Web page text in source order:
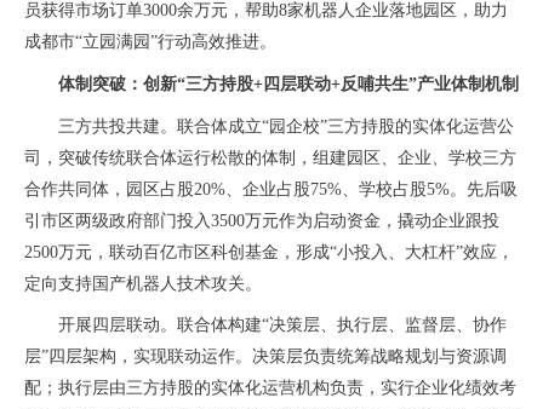
员获得市场订单3000余万元，帮助8家机器人企业落地园区，助力
成都市“立园满园”行动高效推进。
体制突破：创新“三方持股+四层联动+反哺共生”产业体制机制
三方共投共建。联合体成立“园企校”三方持股的实体化运营公
司，突破传统联合体运行松散的体制，组建园区、企业、学校三方
合作共同体，园区占股20%、企业占股75%、学校占股5%。先后吸
引市区两级政府部门投入3500万元作为启动资金，撬动企业跟投
2500万元，联动百亿市区科创基金，形成“小投入、大杠杆”效应，
定向支持国产机器人技术攻关。
开展四层联动。联合体构建“决策层、执行层、监督层、协作
层”四层架构，实现联动运作。决策层负责统筹战略规划与资源调
配；执行层由三方持股的实体化运营机构负责，实行企业化绩效考